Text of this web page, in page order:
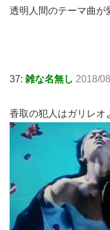
透明人間のテーマ曲が
37: 雑な名無し 2018/
香取の犯人はガリレオ